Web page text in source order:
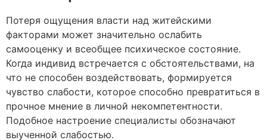
Потеря ощущения власти над житейскими
факторами может значительно ослабить
самооценку и всеобщее психическое состояние.
Когда индивид встречается с обстоятельствами, на
что не способен воздействовать, формируется
чувство слабости, которое способно превратиться в
прочное мнение в личной некомпетентности.
Подобное настроение специалисты обозначают
выученной слабостью.